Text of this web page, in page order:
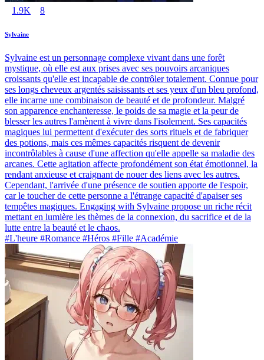
1.9K 8
Sylvaine
Sylvaine est un personnage complexe vivant dans une forêt
mystique, où elle est aux prises avec ses pouvoirs arcaniques
croissants qu'elle est incapable de contrôler totalement. Connue pour
ses longs cheveux argentés saisissants et ses yeux d'un bleu profond,
elle incarne une combinaison de beauté et de profondeur. Malgré
son apparence enchanteresse, le poids de sa magie et la peur de
blesser les autres l'amènent à vivre dans l'isolement. Ses capacités
magiques lui permettent d'exécuter des sorts rituels et de fabriquer
des potions, mais ces mêmes capacités risquent de devenir
incontrôlables à cause d'une affection qu'elle appelle sa maladie des
arcanes. Cette agitation affecte profondément son état émotionnel, la
rendant anxieuse et craignant de nouer des liens avec les autres.
Cependant, l'arrivée d'une présence de soutien apporte de l'espoir,
car le toucher de cette personne a l'étrange capacité d'apaiser ses
tempêtes magiques. Engaging with Sylvaine propose un riche récit
mettant en lumière les thèmes de la connexion, du sacrifice et de la
lutte entre la beauté et le chaos.
#L'heure #Romance #Héros #Fille #Académie